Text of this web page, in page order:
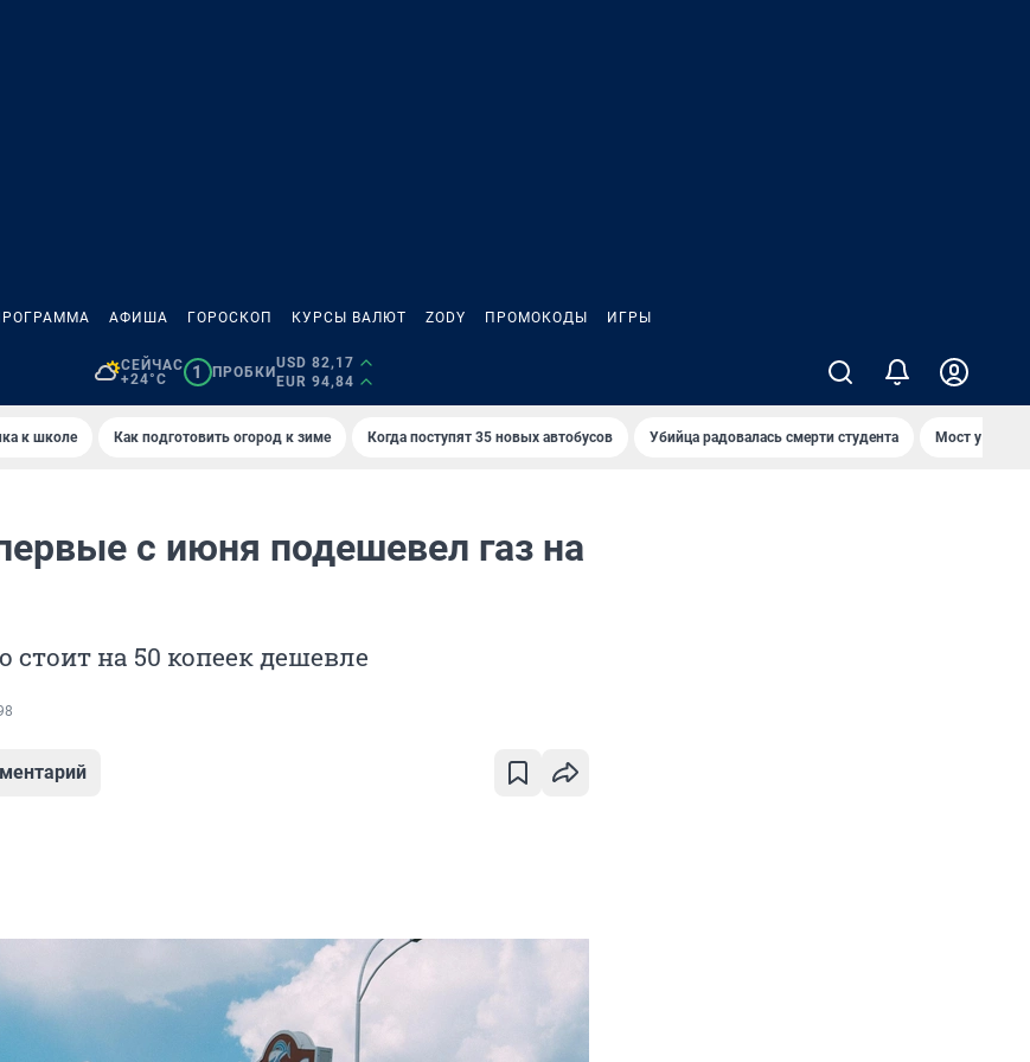
АФИША ГОРОСКОП КУРСЫ ВАЛЮТ ZODY ПРОМОКОДЫ ИГРЫ
СЕЙЧАС
+24°C
1 ПРОБКИ
USD 82,17
EUR 94,84
к школе Как подготовить огород к зиме Когда поступят 35 новых автобусов Убийца радовалась смерти студента Мост у
с июня подешевел газ на
стоит на 50 копеек дешевле